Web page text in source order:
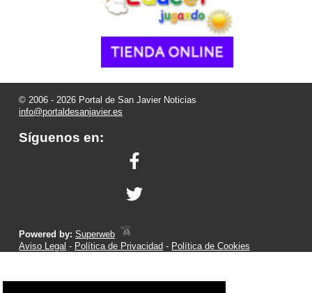
© 2006 - 2026 Portal de San Javier Noticias
info@portaldesanjavier.es
Síguenos en:
Powered by:Superweb
Aviso Legal - Política de Privacidad - Política de Cookies